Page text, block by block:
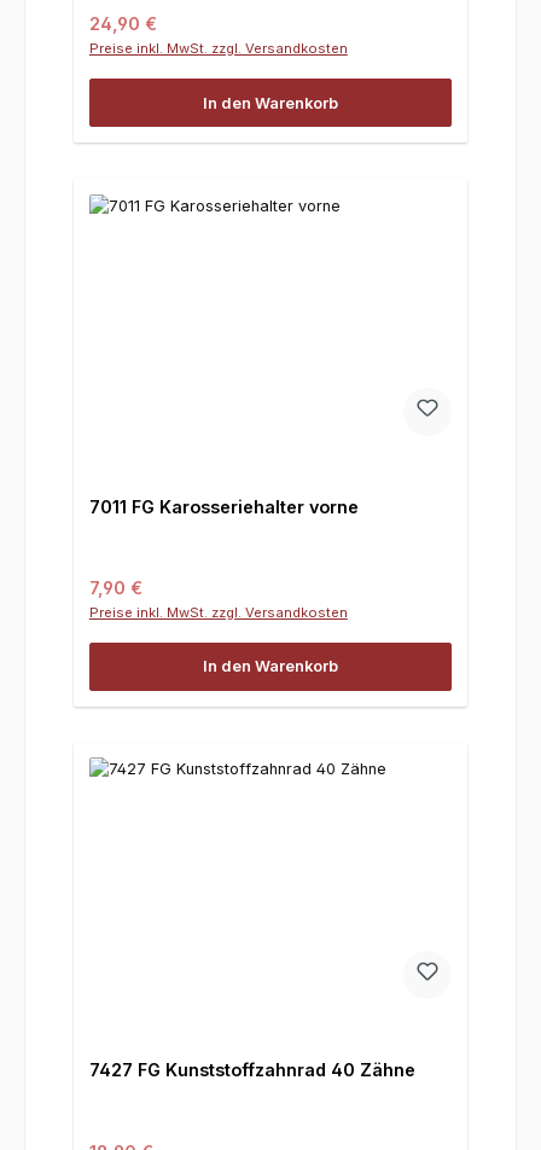
Regulärer Preis:
24,90 €
Preise inkl. MwSt. zzgl. Versandkosten
In den Warenkorb
7011 FG Karosseriehalter vorne
Regulärer Preis:
7,90 €
Preise inkl. MwSt. zzgl. Versandkosten
In den Warenkorb
7427 FG Kunststoffzahnrad 40 Zähne